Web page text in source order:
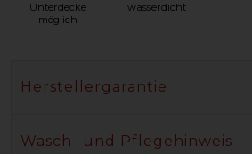
Unterdecke
möglich
wasserdicht
Herstellergarantie
Wasch- und Pflegehinweis